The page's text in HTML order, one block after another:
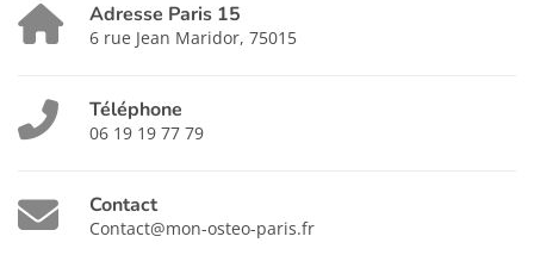
Adresse Paris 15
6 rue Jean Maridor, 75015
Téléphone
06 19 19 77 79
Contact
Contact@mon-osteo-paris.fr